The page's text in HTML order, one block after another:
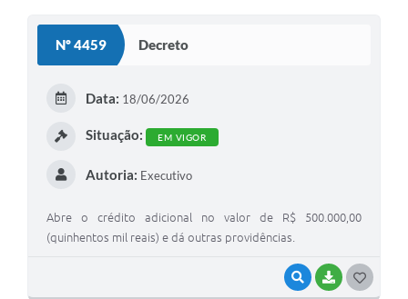
Nº 4459 Decreto
VISUALIZAR
BAIXAR
Data: 18/06/2026
Situação: EM VIGOR
Autoria: Executivo
Abre o crédito adicional no valor de R$ 500.000,00
(quinhentos mil reais) e dá outras providências.